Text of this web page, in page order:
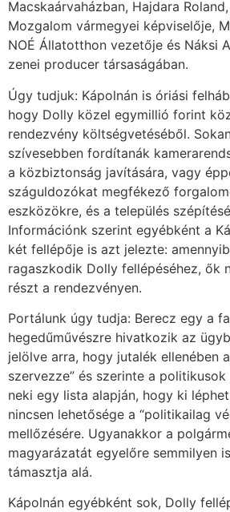
Macskaárvaházban, Hajdara
Mozgalom vármegyei képviselője,
NOÉ Állatotthon vezetője és Náksi
zenei producer társaságában.
Úgy tudjuk: Kápolnán is óriási
hogy Dolly közel egymillió forint
rendezvény költségvetéséből.
szívesebben fordítanák
a közbiztonság javítására, vagy
száguldozókat megfékező
eszközökre, és a település
Információnk szerint egyébként a
két fellépője is azt jelezte:
ragaszkodik Dolly fellépéséhez, ők
részt a rendezvényen.
Portálunk úgy tudja: Berecz egy a
hegedűművészre hivatkozik az
jelölve arra, hogy jutalék ellenében
szervezze” és szerinte a
neki egy lista alapján, hogy ki
nincsen lehetősége a “politikailag
mellőzésére. Ugyanakkor a
magyarázatát egyelőre semmilyen
támasztja alá.
Kápolnán egyébként sok, Dolly